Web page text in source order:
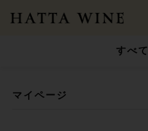
すべて
マイページ
ログイン / 会員登録
お知らせ